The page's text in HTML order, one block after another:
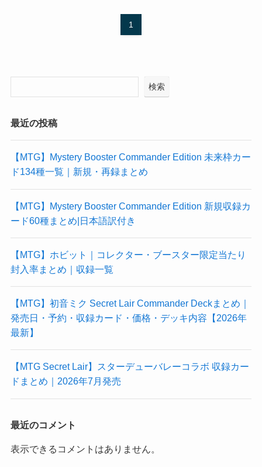
1
検索
最近の投稿
【MTG】Mystery Booster Commander Edition 未来枠カー
ド134種一覧｜新規・再録まとめ
【MTG】Mystery Booster Commander Edition 新規収録カ
ード60種まとめ|日本語訳付き
【MTG】ホビット｜コレクター・ブースター限定当たり
封入率まとめ｜収録一覧
【MTG】初音ミク Secret Lair Commander Deckまとめ｜
発売日・予約・収録カード・価格・デッキ内容【2026年
最新】
【MTG Secret Lair】スターデューバレーコラボ 収録カー
ドまとめ｜2026年7月発売
最近のコメント
表示できるコメントはありません。